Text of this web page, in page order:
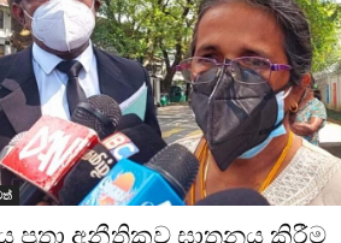
පුතා අනීතිකව ඝාතනය කිරීම